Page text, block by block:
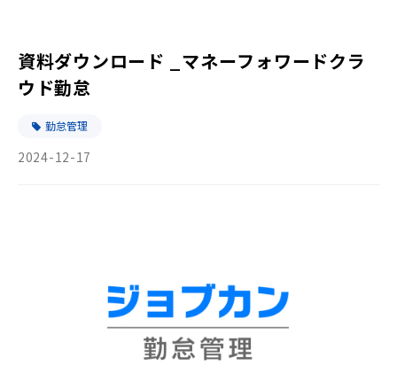
資料ダウンロード _マネーフォワードクラ
ウド勤怠
勤怠管理
2024-12-17